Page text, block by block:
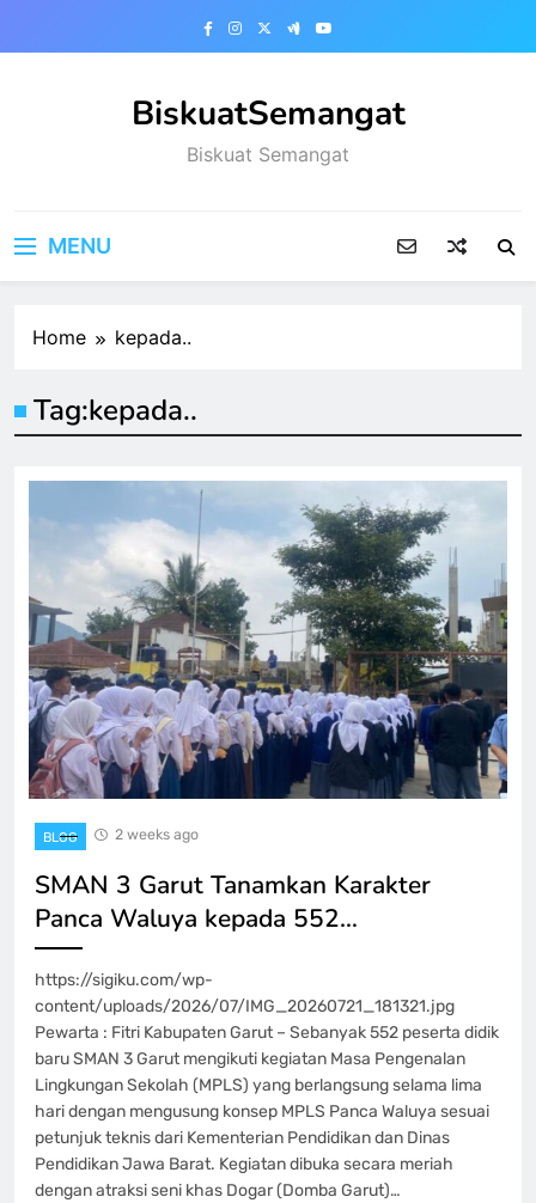
BiskuatSemangat
Biskuat Semangat
MENU
Home kepada..
Tag:kepada..
BLOG 2 weeks ago
SMAN 3 Garut Tanamkan Karakter
Panca Waluya kepada 552…
https://sigiku.com/wp-
content/uploads/2026/07/IMG_20260721_181321.jpg
Pewarta : Fitri Kabupaten Garut – Sebanyak 552 peserta didik
baru SMAN 3 Garut mengikuti kegiatan Masa Pengenalan
Lingkungan Sekolah (MPLS) yang berlangsung selama lima
hari dengan mengusung konsep MPLS Panca Waluya sesuai
petunjuk teknis dari Kementerian Pendidikan dan Dinas
Pendidikan Jawa Barat. Kegiatan dibuka secara meriah
dengan atraksi seni khas Dogar (Domba Garut)…